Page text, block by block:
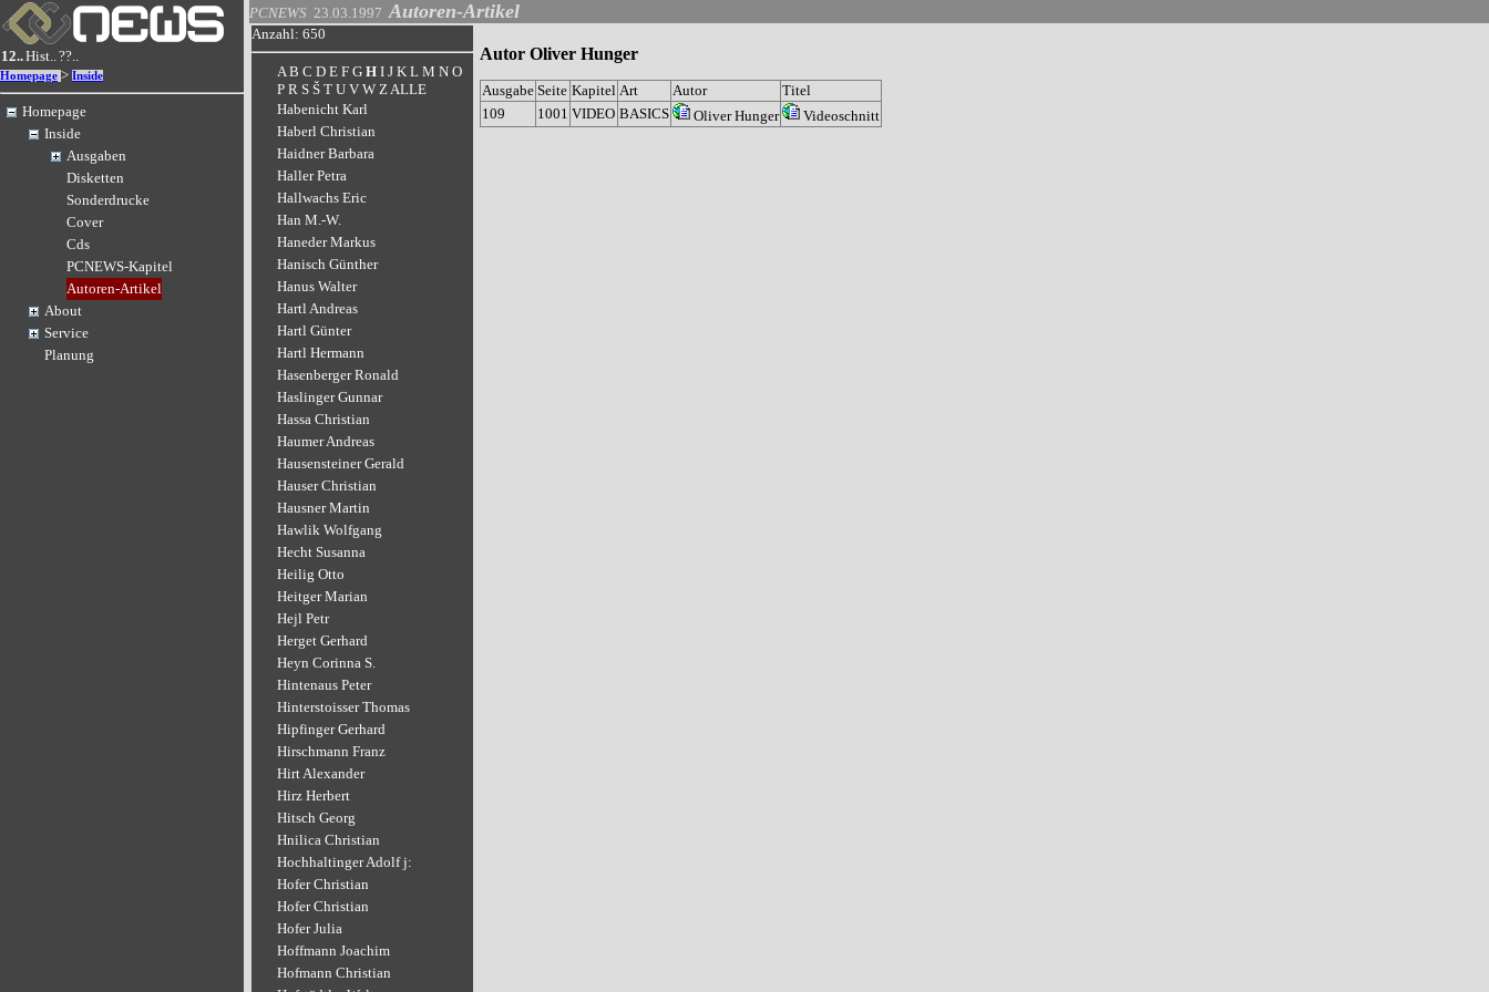
12..Hist..??..
Homepage > Inside
Homepage
Inside
Ausgaben
Disketten
Sonderdrucke
Cover
Cds
PCNEWS-Kapitel
Autoren-Artikel
About
Service
Planung
PCNEWS 23.03.1997 Autoren-Artikel
Anzahl: 650
A B C D E F G H I J K L M N O
P R S Š T U V W ZALLE
Habenicht Karl
Haberl Christian
Haidner Barbara
Haller Petra
Hallwachs Eric
Han M.-W.
Haneder Markus
Hanisch Günther
Hanus Walter
Hartl Andreas
Hartl Günter
Hartl Hermann
Hasenberger Ronald
Haslinger Gunnar
Hassa Christian
Haumer Andreas
Hausensteiner Gerald
Hauser Christian
Hausner Martin
Hawlik Wolfgang
Hecht Susanna
Heilig Otto
Heitger Marian
Hejl Petr
Herget Gerhard
Heyn Corinna S.
Hintenaus Peter
Hinterstoisser Thomas
Hipfinger Gerhard
Hirschmann Franz
Hirt Alexander
Hirz Herbert
Hitsch Georg
Hnilica Christian
Hochhaltinger Adolf j:
Hofer Christian
Hofer Christian
Hofer Julia
Hoffmann Joachim
Hofmann Christian
Autor Oliver Hunger
Ausgabe Seite Kapitel Art Autor
Titel
109
1001 VIDEO BASICS Oliver Hunger Videoschnitt